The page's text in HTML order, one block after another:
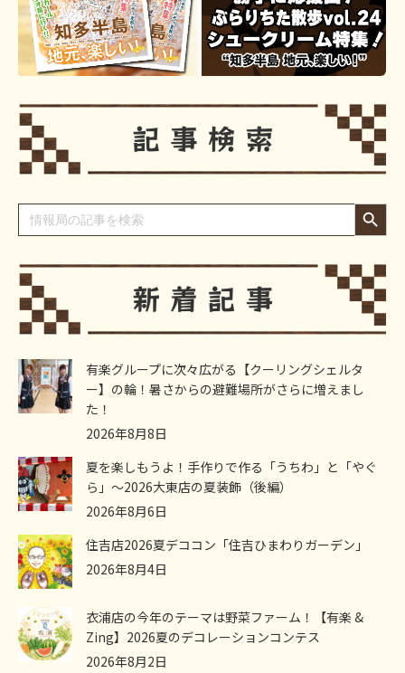
Search
for:
Search Button
有楽グループに次々広がる【クーリングシェルタ
ー】の輪！暑さからの避難場所がさらに増えまし
た！
2026年8月8日
夏を楽しもうよ！手作りで作る「うちわ」と「やぐ
ら」～2026大東店の夏装飾（後編）
2026年8月6日
住吉店2026夏デココン「住吉ひまわりガーデン」
2026年8月4日
衣浦店の今年のテーマは野菜ファーム！【有楽 &
Zing】2026夏のデコレーションコンテス
2026年8月2日